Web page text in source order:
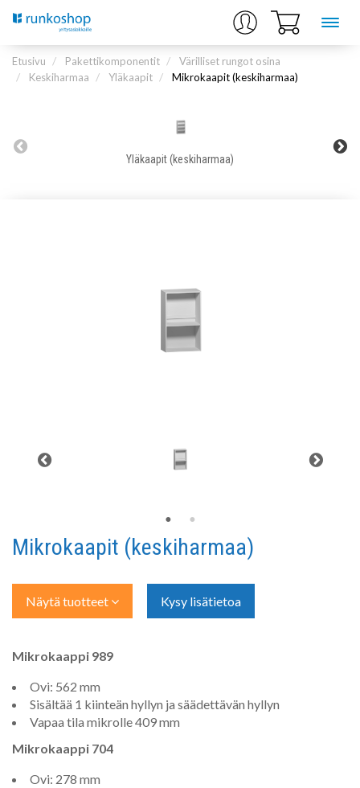
Etusivu Pakettikomponentit
Värilliset rungot osina
Keskiharmaa
Yläkaapit Mikrokaapit (keskiharmaa)
Yläkaapit (keskiharmaa)
Mikrokaapit (keskiharmaa)
Näytä tuotteet Kysy lisätietoa
Mikrokaappi 989
Ovi: 562 mm
Sisältää 1 kiinteän hyllyn ja säädettävän hyllyn
Vapaa tila mikrolle 409 mm
Mikrokaappi 704
Ovi: 278 mm